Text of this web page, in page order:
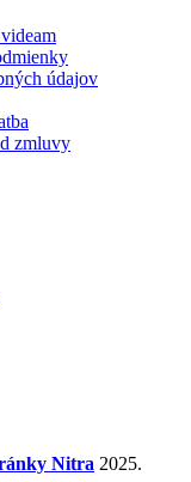
údajov
zmluvy
Nitra 2025.